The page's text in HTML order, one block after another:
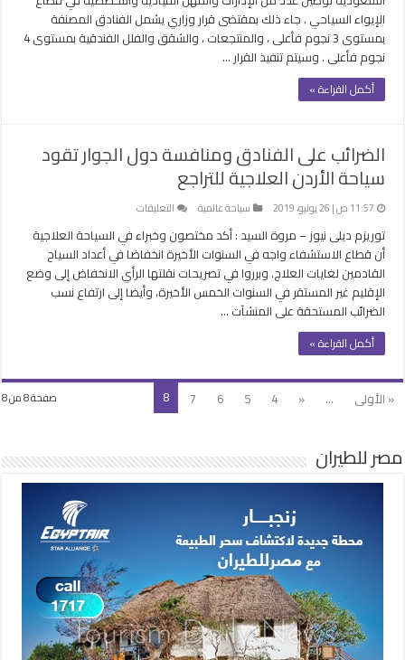
توطين
العمل
بقطاع
والسايس
مغلقة
الإيواء السياحي . جاء ذلك بمقتضى قرار وزاري يشمل الفنادق المصنفة
بمستوى 3 نجوم فأعلى ، والمنتجعات ، والشقق والفلل الفندقية بمستوى 4
نجوم فأعلى . وسيتم تنفيذ القرار …
أكمل القراءة »
الضرائب على الفنادق ومنافسة دول الجوار تقود
سياحة الأردن العلاجية للتراجع
11:57 ص | 26 يونيو، 2019 سياحة عالمية التعليقات
على
الفنادق
ومنافسة
دول
العلاجية
توريزم ديلى نيوز – مروة السيد : أكد مختصون وخبراء في السياحة العلاجية
أن قطاع الاستشفاء واجه في السنوات الأخيرة انخفاضا في أعداد السياح
القادمين لغايات العلاج. وبرروا في تصريحات نقلتها الرأي الانخفاض إلى وضع
الإقليم غير المستقر في السنوات الخمس الأخيرة، وأيضا إلى ارتفاع نسب
الضرائب المستحقة على المنشآت …
أكمل القراءة »
صفحة 8 من 8 « الأولى ...
«
4
5
6
7
8
مصر للطيران